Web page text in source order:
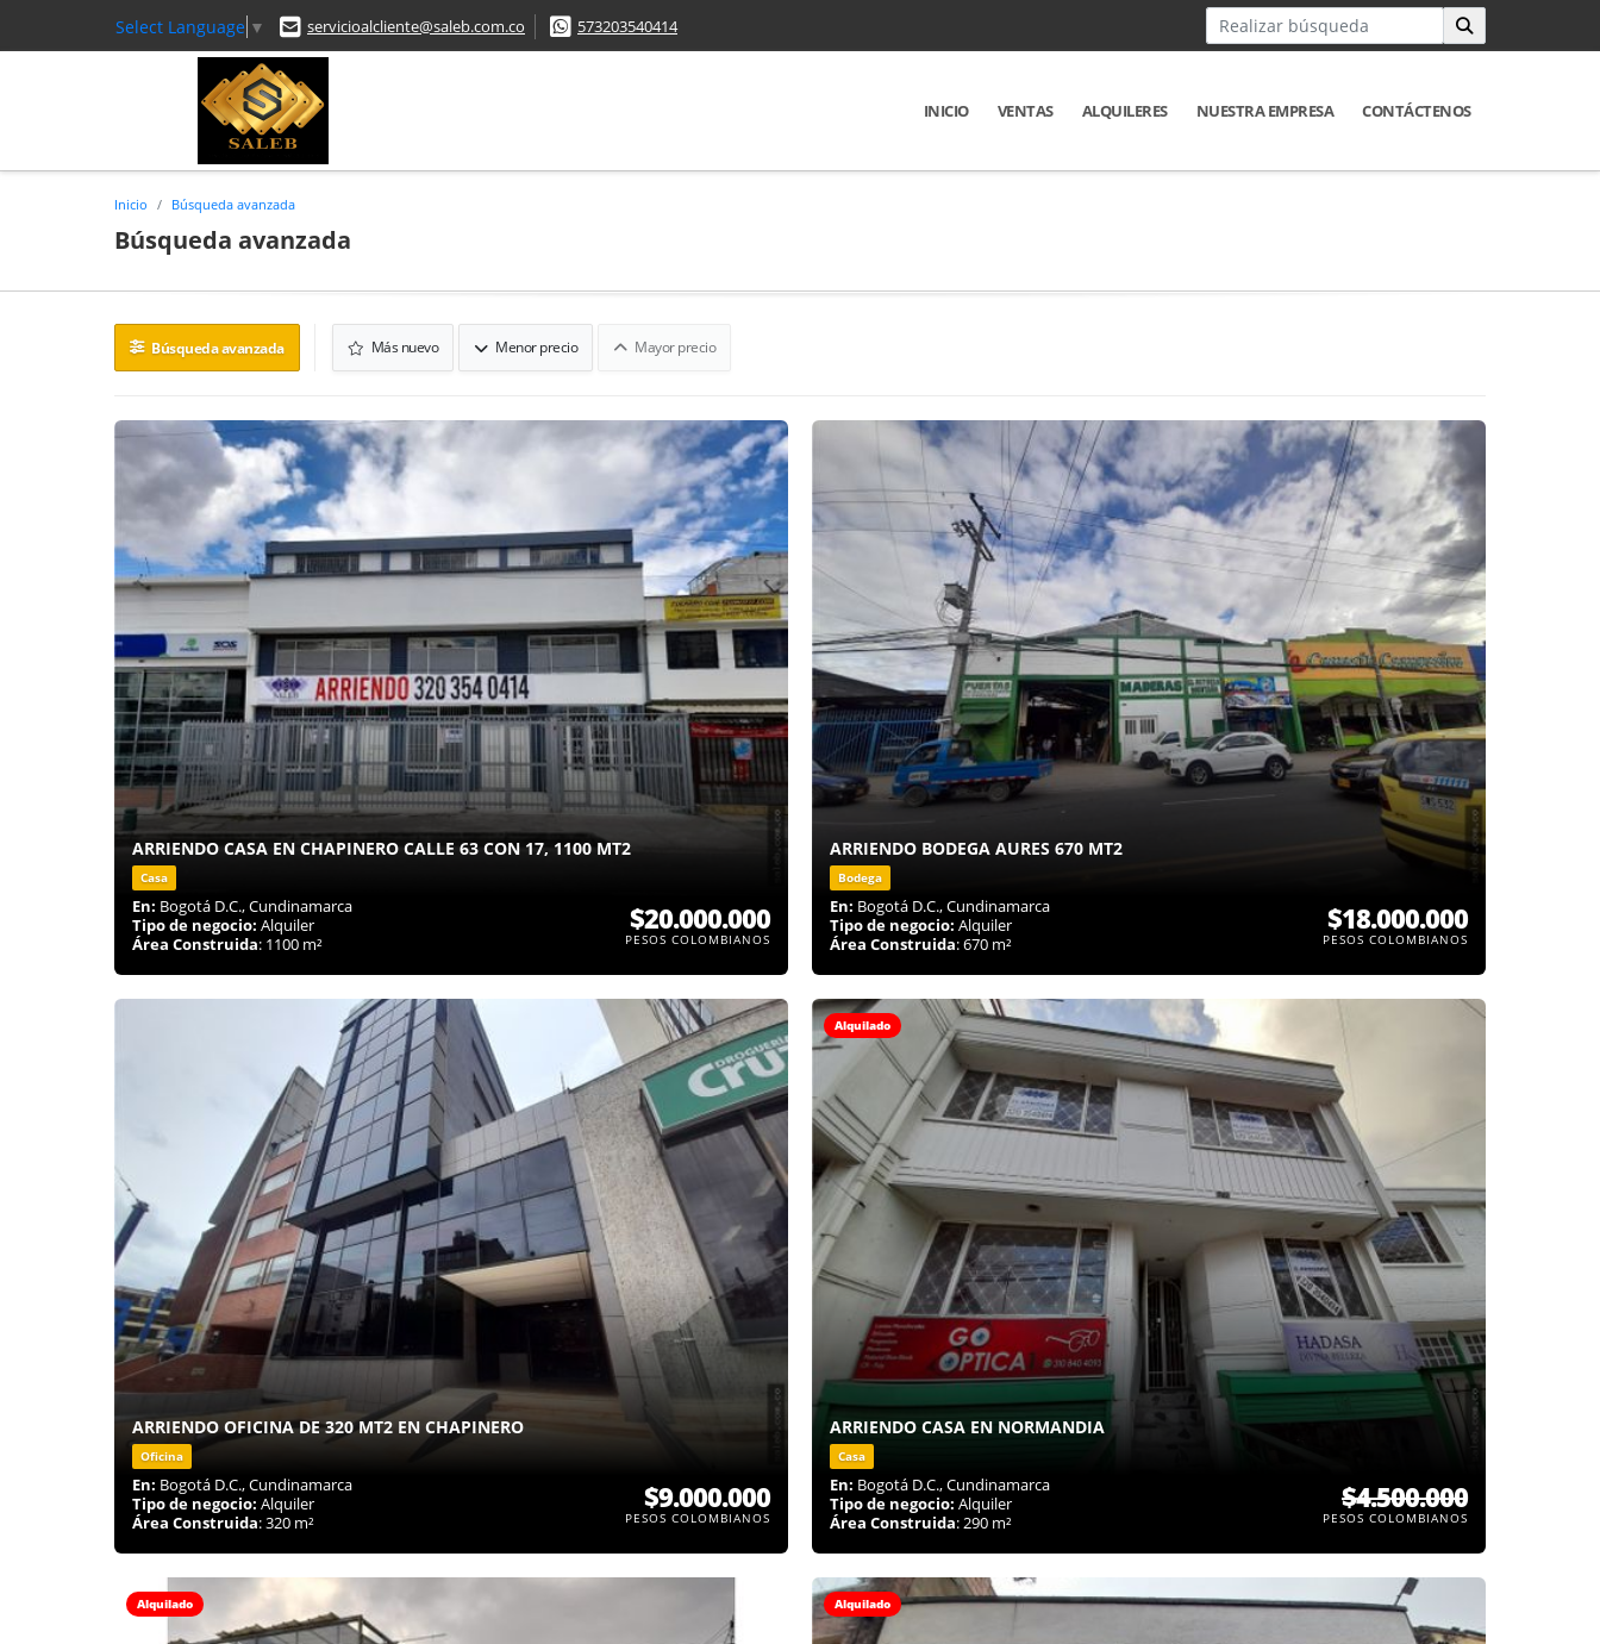
Select Language ▼ servicioalcliente@saleb.com.co 573203540414
INICIO VENTAS ALQUILERES NUESTRA EMPRESA CONTÁCTENOS
Inicio Búsqueda avanzada
Búsqueda avanzada
Búsqueda avanzada Más nuevo Menor precio Mayor precio
ARRIENDO CASA EN CHAPINERO CALLE 63 CON 17, 1100 MT2
Casa
En: Bogotá D.C., Cundinamarca
Tipo de negocio: Alquiler
Área Construida: 1100 m²
$20.000.000
PESOS COLOMBIANOS
ARRIENDO BODEGA AURES 670 MT2
Bodega
En: Bogotá D.C., Cundinamarca
Tipo de negocio: Alquiler
Área Construida: 670 m²
$18.000.000
PESOS COLOMBIANOS
ARRIENDO OFICINA DE 320 MT2 EN CHAPINERO
Oficina
En: Bogotá D.C., Cundinamarca
Tipo de negocio: Alquiler
Área Construida: 320 m²
$9.000.000
PESOS COLOMBIANOS
Alquilado
ARRIENDO CASA EN NORMANDIA
Casa
En: Bogotá D.C., Cundinamarca
Tipo de negocio: Alquiler
Área Construida: 290 m²
$4.500.000
PESOS COLOMBIANOS
Alquilado Alquilado